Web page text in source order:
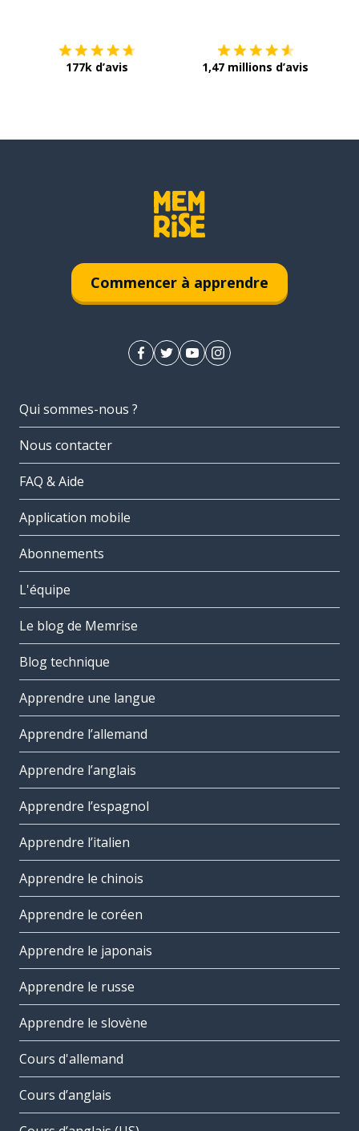
177k d’avis 1,47 millions d’avis
Commencer à apprendre
Qui sommes-nous ?
Nous contacter
FAQ & Aide
Application mobile
Abonnements
L'équipe
Le blog de Memrise
Blog technique
Apprendre une langue
Apprendre l’allemand
Apprendre l’anglais
Apprendre l’espagnol
Apprendre l’italien
Apprendre le chinois
Apprendre le coréen
Apprendre le japonais
Apprendre le russe
Apprendre le slovène
Cours d'allemand
Cours d’anglais